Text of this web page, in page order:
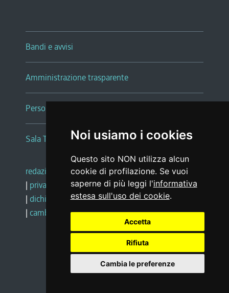
Noi usiamo i cookies
Questo sito NON utilizza alcun
cookie di profilazione. Se vuoi
saperne di più leggi l'informativa
estesa sull'uso dei cookie.
Accetta
Rifiuta
Cambia le preferenze
Bandi e avvisi
Amministrazione trasparente
Persone e Uffici
Sala Tiziano Tessitori
redazione web |note legali |glossario
| privacy
social media policy
| dichiarazione di accessibilità |feedback
| cambio preferenze cookie
Realizzato da